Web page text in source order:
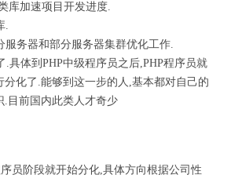
加速项目开发进度.
.
务器和部分服务器集群优化工作.
体到PHP中级程序员之后,PHP程序员就
分化了.能够到这一步的人,基本都对自己的
.目前国内此类人才奇少
员阶段就开始分化,具体方向根据公司性